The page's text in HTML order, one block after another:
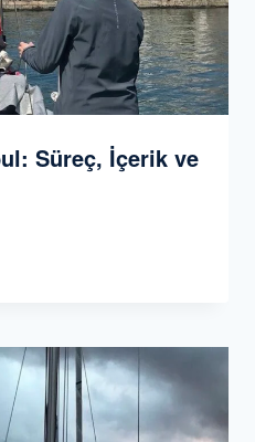
Süreç, İçerik ve